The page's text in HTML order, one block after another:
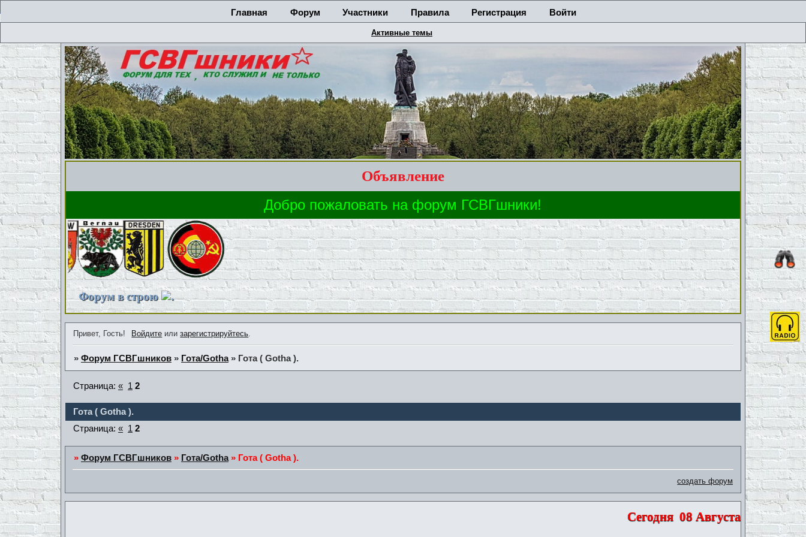
Главная Форум Участники Правила Регистрация Войти
Активные темы
Объявление
Форум в строю .
Привет, Гость! Войдите илизарегистрируйтесь.
»Форум ГСВГшников » Гота/Gotha » Гота ( Gotha ).
Гота ( Gotha ).
Страница:« 1 2
Страница:« 1 2
»Форум ГСВГшников » Гота/Gotha » Гота ( Gotha ).
создать форум
Сегодня08 Августа 2026 |